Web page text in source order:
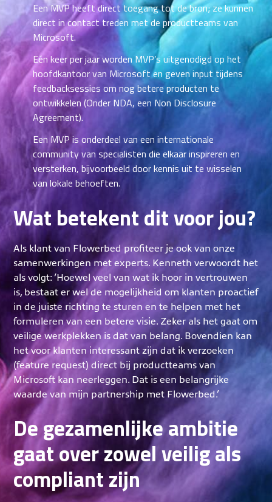
Een MVP heeft direct toegang tot de bron; ze kunnen
direct in contact treden met de productteams van
Microsoft.
Eén keer per jaar worden MVP’s uitgenodigd op het
hoofdkantoor van Microsoft en geven input tijdens
feedbacksessies om nog betere producten te
ontwikkelen (Onder NDA, een Non Disclosure
Agreement).
Een MVP is onderdeel van een internationale
community van specialisten die elkaar inspireren en
versterken, bijvoorbeeld door kennis uit te wisselen
van lokale behoeften.
Wat betekent dit voor jou?
Als klant van Flowerbed profiteer je ook van onze
samenwerkingen met experts. Kenneth verwoordt het
als volgt: ‘Hoewel veel van wat ik hoor in vertrouwen
is, bestaat er wel de mogelijkheid om klanten proactief
in de juiste richting te sturen en te helpen met het
formuleren van een betere visie. Zeker als het gaat om
veilige werkplekken is dat van belang. Bovendien kan
het voor klanten interessant zijn dat ik verzoeken
(feature request) direct bij productteams van
Microsoft kan neerleggen. Dat is een belangrijke
waarde van mijn partnership met Flowerbed.’
De gezamenlijke ambitie
gaat over zowel veilig als
compliant zijn